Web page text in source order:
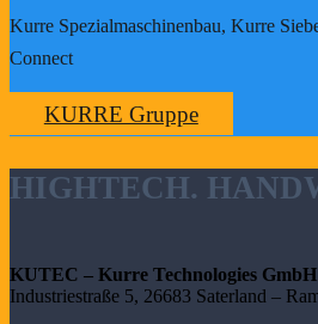
Kurre Spezialmaschinenbau, Kurre
Connect
KURRE Gruppe
HIGHTECH.
KUTEC – Kurre Technologies
Industriestraße 5, 26683 Saterland –